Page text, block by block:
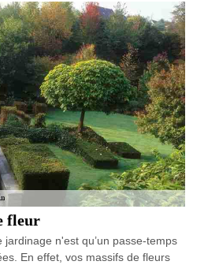
fleur
n'est qu’un passe-temps
En effet, vos massifs de fleurs